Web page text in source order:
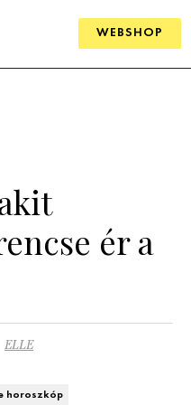
WEBSHOP
ér a
ELLE
horoszkóp